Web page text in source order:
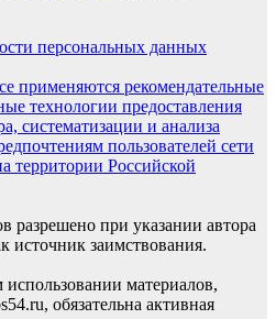
персональных данных
применяются рекомендательные
технологии предоставления
систематизации и анализа
пользователей сети
территории Российской
разрешено при указании автора
источник заимствования.
материалов,
обязательна активная